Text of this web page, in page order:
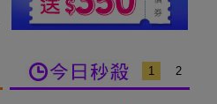
1 2